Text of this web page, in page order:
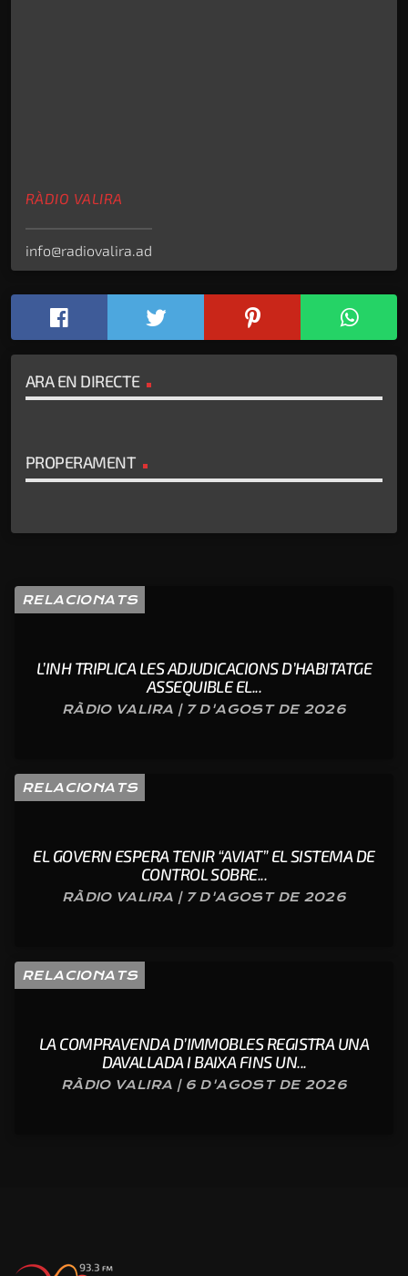
RÀDIO VALIRA
info@radiovalira.ad
ARA EN DIRECTE
PROPERAMENT
RELACIONATS
L’INH TRIPLICA LES ADJUDICACIONS D’HABITATGE
ASSEQUIBLE EL...
RÀDIO VALIRA | 7 D'AGOST DE 2026
RELACIONATS
EL GOVERN ESPERA TENIR “AVIAT” EL SISTEMA DE
CONTROL SOBRE...
RÀDIO VALIRA | 7 D'AGOST DE 2026
RELACIONATS
LA COMPRAVENDA D’IMMOBLES REGISTRA UNA
DAVALLADA I BAIXA FINS UN...
RÀDIO VALIRA | 6 D'AGOST DE 2026